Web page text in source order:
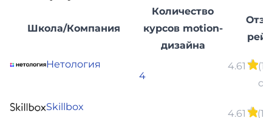
Школа/Компания
Количество
курсов motion-
дизайна
Нетология
4
4.61
Skillbox
4.61